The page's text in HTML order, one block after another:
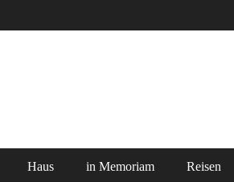
Haus in Memoriam Reisen